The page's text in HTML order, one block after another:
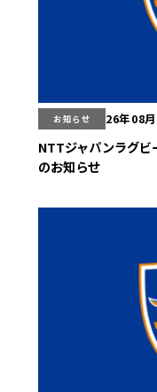
お知らせ 26年08
NTTジャパンラグビ
のお知らせ